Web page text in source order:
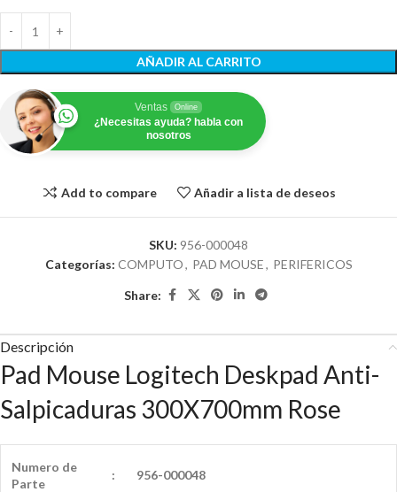
AÑADIR AL CARRITO
Ventas Online
¿Necesitas ayuda? habla con
nosotros
Add to compare Añadir a lista de deseos
SKU: 956-000048
Categorías: COMPUTO, PAD MOUSE, PERIFERICOS
Share:
Descripción
Pad Mouse Logitech Deskpad Anti-
Salpicaduras 300X700mm Rose
Numero de
Parte
: 956-000048